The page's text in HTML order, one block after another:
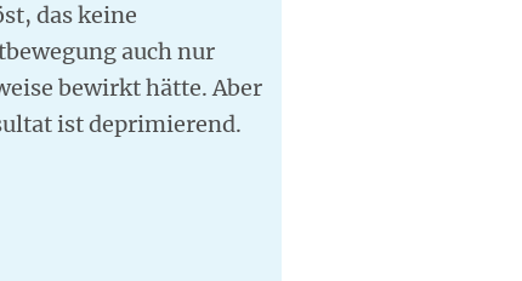
das keine
auch nur
bewirkt hätte. Aber
ist deprimierend.